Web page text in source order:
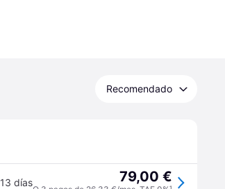
Recomendado
13 días 79,00 €